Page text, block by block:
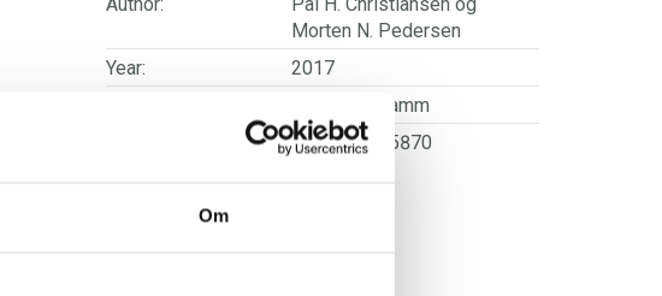
Om
Norwegian title:
Morten N. Pedersen
Year:
2017
Cappelen Damm
9788202555870